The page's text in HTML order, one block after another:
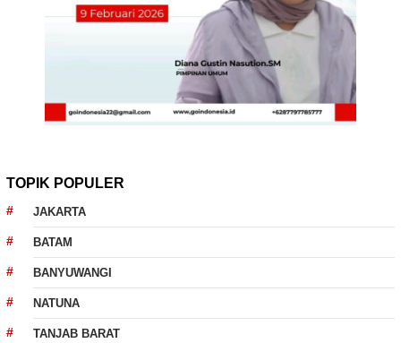
TOPIK POPULER
JAKARTA
BATAM
BANYUWANGI
NATUNA
TANJAB BARAT